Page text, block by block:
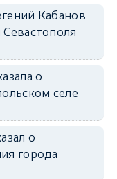
Кабанов
о
селе
о
города